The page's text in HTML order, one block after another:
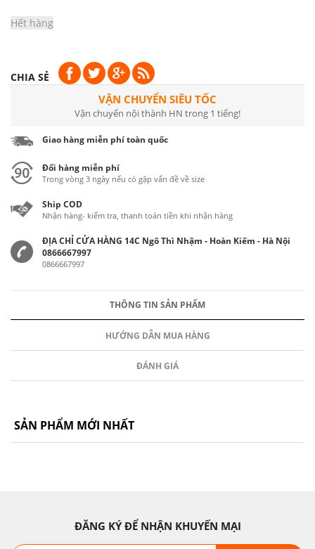
Hết hàng
CHIA SẺ
VẬN CHUYỂN SIÊU TỐC
Vận chuyển nội thành HN trong 1 tiếng!
Giao hàng miễn phí toàn quốc
Đổi hàng miễn phí
Trong vòng 3 ngày nếu có gặp vấn đề về size
Ship COD
Nhận hàng- kiểm tra, thanh toán tiền khi nhận hàng
ĐỊA CHỈ CỬA HÀNG 14C Ngô Thì Nhậm - Hoàn Kiếm - Hà Nội
0866667997
0866667997
THÔNG TIN SẢN PHẨM
HƯỚNG DẪN MUA HÀNG
ĐÁNH GIÁ
SẢN PHẨM MỚI NHẤT
ĐĂNG KÝ ĐỂ NHẬN KHUYẾN MẠI